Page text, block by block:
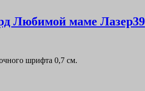
Любимой маме Лазер39
шрифта 0,7 см.